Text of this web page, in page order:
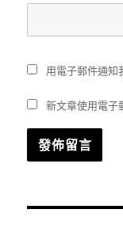
用電子郵件通知
新文章使用電子